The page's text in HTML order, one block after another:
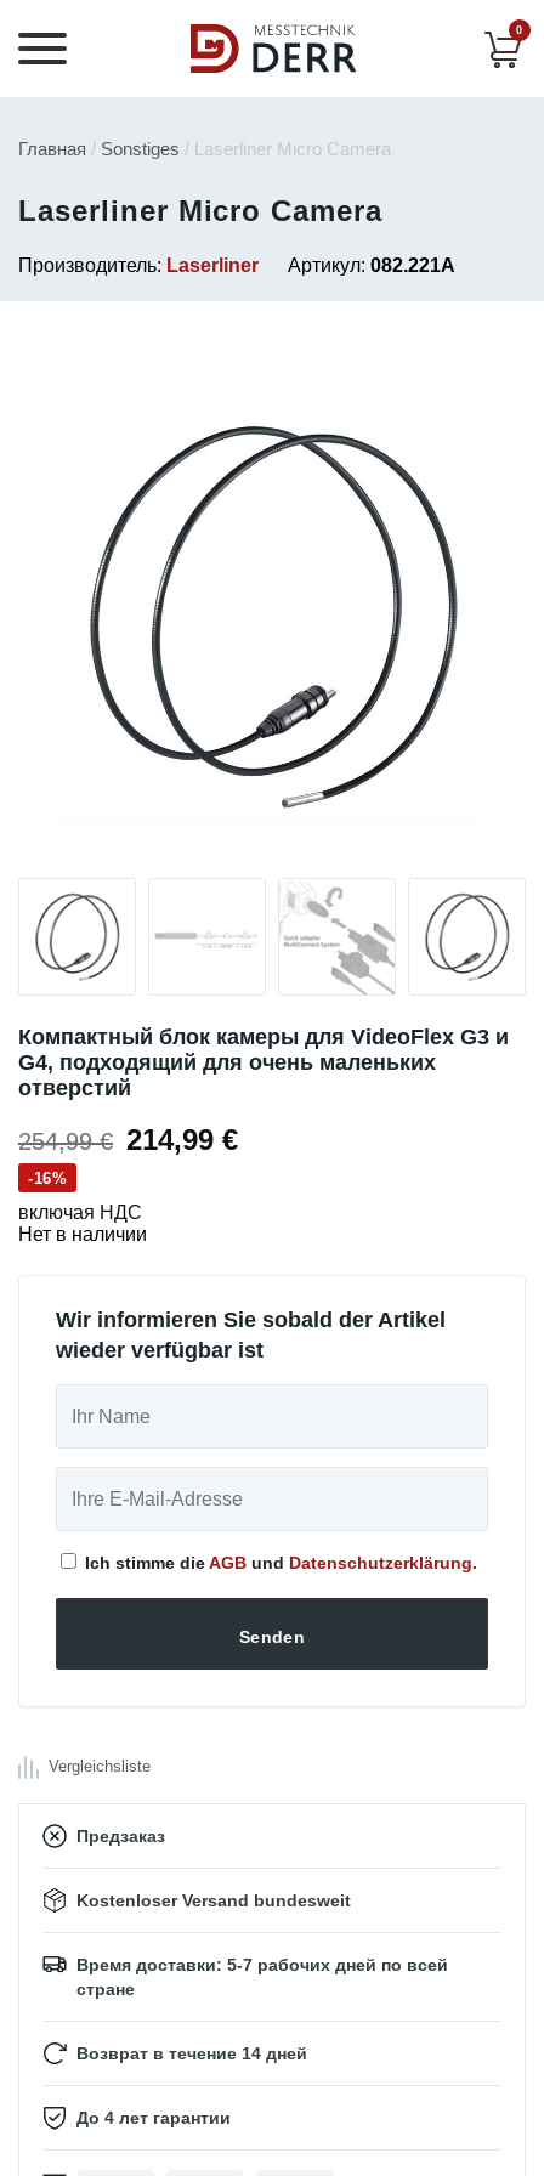
0
Главная / Sonstiges / Laserliner Micro Camera
Laserliner Micro Camera
Производитель: Laserliner Артикул: 082.221A
Компактный блок камеры для VideoFlex G3 и
G4, подходящий для очень маленьких
отверстий
254,99€ Первоначальная
составляла
254,99 €.
214,99 €Текущая
-16%
включая НДС
Нет в наличии
Wir informieren Sie sobald der Artikel
wieder verfügbar ist
Ich stimme dieAGB und Datenschutzerklärung.
Vergleichsliste
Предзаказ
Kostenloser Versand bundesweit
Время доставки: 5-7 рабочих дней по всей
стране
Возврат в течение 14 дней
До 4 лет гарантии